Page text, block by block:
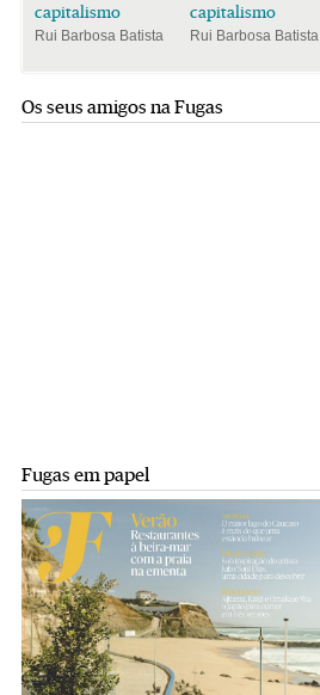
capitalismo
Rui Barbosa Batista
capitalismo
Rui Barbosa Batista
Os seus amigos na Fugas
Fugas em papel